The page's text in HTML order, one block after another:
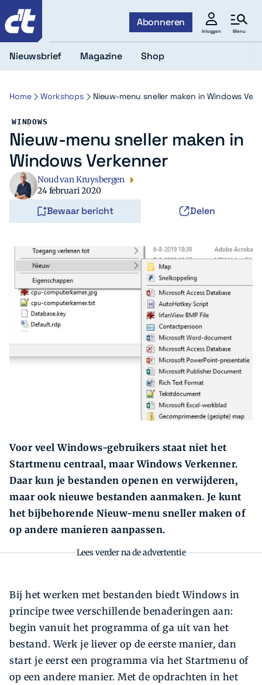
Abonneren
Inloggen Menu
Zoek
Nieuwsbrief Magazine Shop
Home Workshops Nieuw-menu sneller maken in Windows
WINDOWS
Nieuw-menu sneller maken in
Windows Verkenner
Noud van Kruysbergen
24 februari 2020
Bewaar bericht Delen
Voor veel Windows-gebruikers staat niet het
Startmenu centraal, maar Windows Verkenner.
Daar kun je bestanden openen en verwijderen,
maar ook nieuwe bestanden aanmaken. Je kunt
het bijbehorende Nieuw-menu sneller maken of
op andere manieren aanpassen.
Lees verder na de advertentie
Bij het werken met bestanden biedt Windows in
principe twee verschillende benaderingen aan:
begin vanuit het programma of ga uit van het
bestand. ­Werk je liever op de eerste manier, dan
start je eerst een programma via het Startmenu of
op een andere manier. Met de opdrachten in het